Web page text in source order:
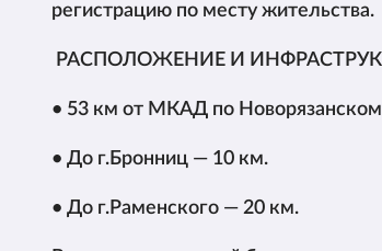
регистрацию по месту жительства.
РАСПОЛОЖЕНИЕ И
• 53 км от МКАД по
• До г.Бронниц — 10 км.
• До г.Раменского — 20 км.